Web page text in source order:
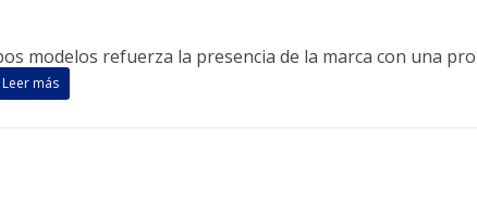
modelos refuerza la presencia de la marca con una
Leer más